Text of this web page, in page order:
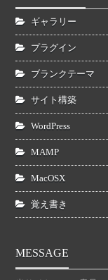
ギャラリー
プラグイン
ブランクテーマ
サイト構築
WordPress
MAMP
MacOSX
覚え書き
MESSAGE